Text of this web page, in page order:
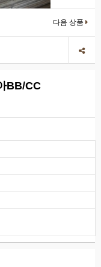
다음 상품
BB/CC